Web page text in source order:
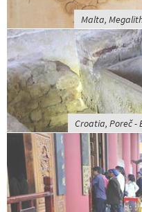
Malta,
Croatia, Poreč -